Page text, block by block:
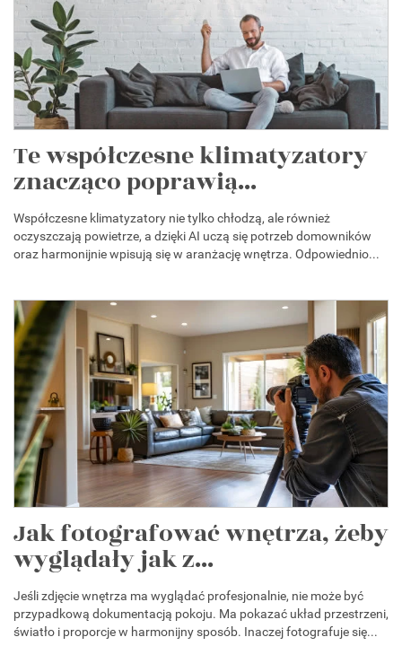
Te współczesne klimatyzatory
znacząco poprawią...
Współczesne klimatyzatory nie tylko chłodzą, ale również
oczyszczają powietrze, a dzięki AI uczą się potrzeb domowników
oraz harmonijnie wpisują się w aranżację wnętrza. Odpowiednio...
Jak fotografować wnętrza, żeby
wyglądały jak z...
Jeśli zdjęcie wnętrza ma wyglądać profesjonalnie, nie może być
przypadkową dokumentacją pokoju. Ma pokazać układ przestrzeni,
światło i proporcje w harmonijny sposób. Inaczej fotografuje się...